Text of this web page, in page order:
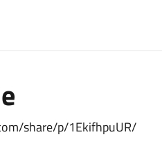
share/p/1EkifhpuUR/